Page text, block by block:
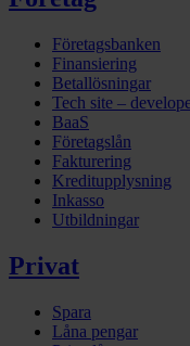
Företagsbanken
Finansiering
Betallösningar
Tech site –
BaaS
Företagslån
Fakturering
Kreditupplysning
Inkasso
Utbildningar
Privat
Spara
Låna pengar